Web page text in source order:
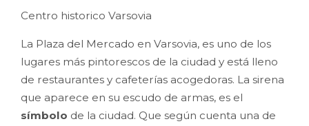
Centro historico Varsovia
La Plaza del Mercado en Varsovia, es uno de los
lugares más pintorescos de la ciudad y está lleno
de restaurantes y cafeterías acogedoras. La sirena
que aparece en su escudo de armas, es el
símbolo de la ciudad. Que según cuenta una de